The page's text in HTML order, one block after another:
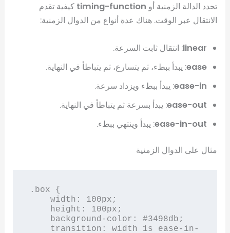
تحدد الدالة الزمنية أو timing-function كيفية تقدم
الانتقال عبر الوقت. هناك عدة أنواع من الدوال الزمنية:
linear: انتقال ثابت السرعة.
ease: يبدأ ببطء، ثم يتسارع، ثم يتباطأ في النهاية.
ease-in: يبدأ ببطء ويزداد سرعة.
ease-out: يبدأ بسرعة ثم يتباطأ في النهاية.
ease-in-out: يبدأ وينتهي ببطء.
مثال على الدوال الزمنية
.box {